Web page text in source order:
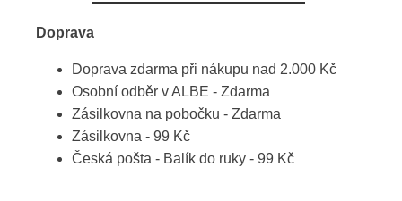
Doprava
Doprava zdarma při nákupu nad 2.000 Kč
Osobní odběr v ALBE - Zdarma
Zásilkovna na pobočku - Zdarma
Zásilkovna - 99 Kč
Česká pošta - Balík do ruky - 99 Kč